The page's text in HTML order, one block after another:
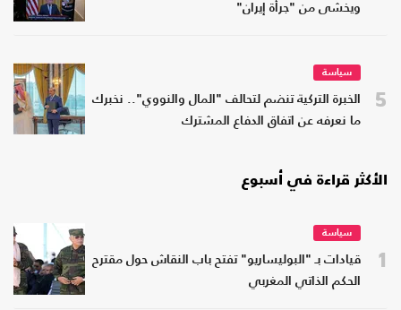
ويخشى من "جرأة إيران"
5
سياسة
الخبرة التركية تنضم لتحالف "المال والنووي".. نخبرك
ما نعرفه عن اتفاق الدفاع المشترك
الأكثر قراءة في أسبوع
1
سياسة
قيادات بـ "البوليساريو" تفتح باب النقاش حول مقترح
الحكم الذاتي المغربي